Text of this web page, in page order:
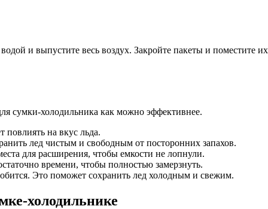
и выпустите весь воздух. Закройте пакеты и поместите
сумки-холодильника как можно эффективнее.
повлиять на вкус льда.
лед чистым и свободным от посторонних запахов.
для расширения, чтобы емкости не лопнули.
времени, чтобы полностью замерзнуть.
Это поможет сохранить лед холодным и свежим.
холодильнике